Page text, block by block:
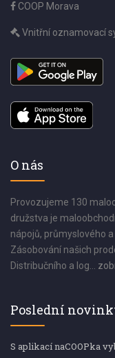
COOP Morava
Vnitřní oznamovací
O nás
Provozujeme 130
družstva je
nápojů, průmyslového
Zásobování našich
Distribučního a log...
Poslední
S aplikací naCOOPka